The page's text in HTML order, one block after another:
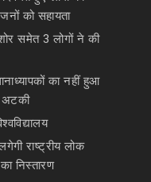
को सहायता
समेत 3 लोगों ने की
का नहीं हुआ
अटकी
राष्ट्रीय लोक
निस्तारण